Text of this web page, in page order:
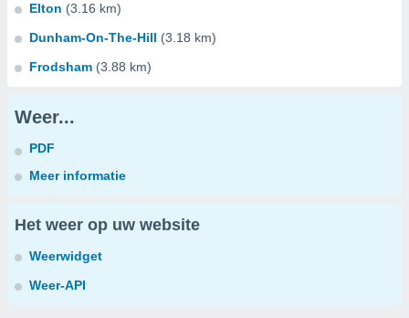
Elton (3.16 km)
Dunham-On-The-Hill (3.18 km)
Frodsham (3.88 km)
Weer...
PDF
Meer informatie
Het weer op uw website
Weerwidget
Weer-API